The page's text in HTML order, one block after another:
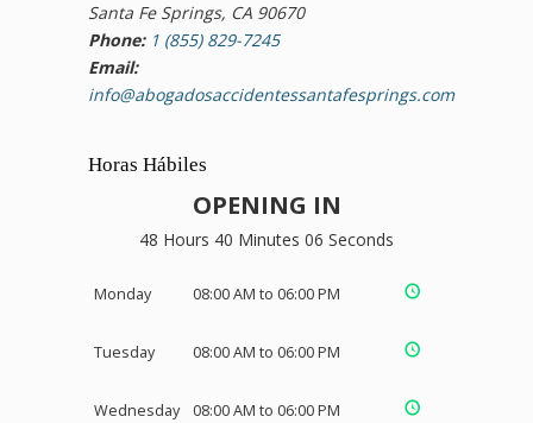
Santa Fe Springs, CA 90670
Phone: 1 (855) 829-7245
Email:
info@abogadosaccidentessantafesprings.com
Horas Hábiles
OPENING IN
48 Hours 40 Minutes 05 Seconds
Monday 08:00 AM to 06:00 PM
Tuesday 08:00 AM to 06:00 PM
Wednesday 08:00 AM to 06:00 PM